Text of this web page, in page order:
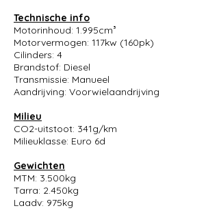
Technische info
Motorinhoud: 1.995cm³
Motorvermogen: 117kw (160pk)
Cilinders: 4
Brandstof: Diesel
Transmissie: Manueel
Aandrijving: Voorwielaandrijving
Milieu
CO2-uitstoot: 341g/km
Milieuklasse: Euro 6d
Gewichten
MTM: 3.500kg
Tarra: 2.450kg
Laadv: 975kg